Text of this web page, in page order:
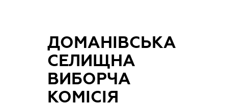
ДОМАНІВСЬКА
СЕЛИЩНА
ВИБОРЧА
КОМІСІЯ